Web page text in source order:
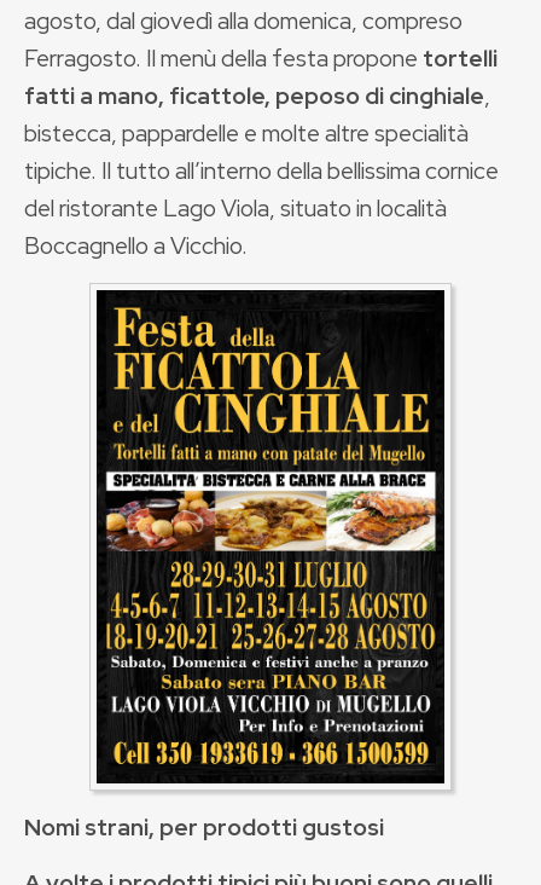
agosto, dal giovedì alla domenica, compreso
Ferragosto. Il menù della festa propone tortelli
fatti a mano, ficattole, peposo di cinghiale,
bistecca, pappardelle e molte altre specialità
tipiche. Il tutto all’interno della bellissima cornice
del ristorante Lago Viola, situato in località
Boccagnello a Vicchio.
Nomi strani, per prodotti gustosi